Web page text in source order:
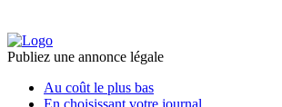
Publiez une annonce légale
Au coût le plus bas
En choisissant votre journal